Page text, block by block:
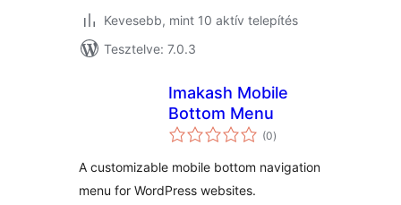
Kevesebb, mint 10 aktív telepítés
Tesztelve: 7.0.3
Imakash Mobile
Bottom Menu
(0értékelés
összesen
)
A customizable mobile bottom navigation
menu for WordPress websites.